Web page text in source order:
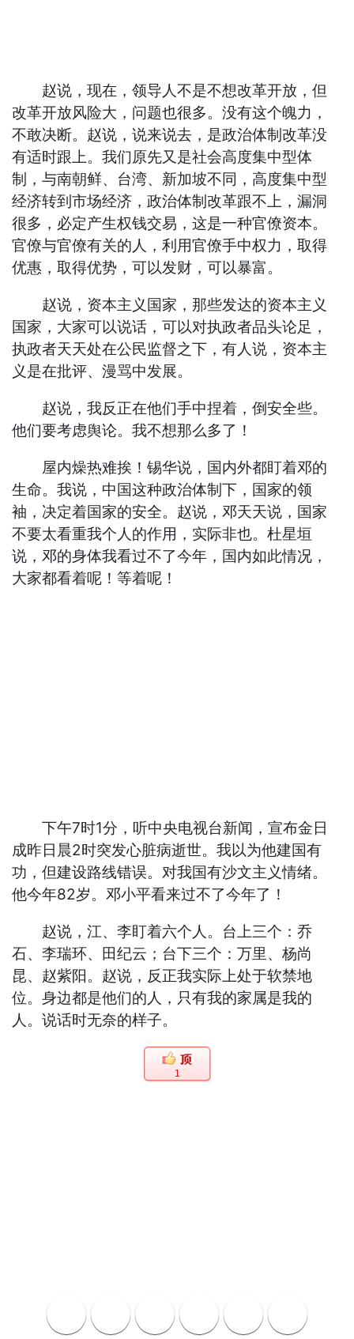
赵说，现在，领导人不是不想改革开放，但
改革开放风险大，问题也很多。没有这个魄力，
不敢决断。赵说，说来说去，是政治体制改革没
有适时跟上。我们原先又是社会高度集中型体
制，与南朝鲜、台湾、新加坡不同，高度集中型
经济转到市场经济，政治体制改革跟不上，漏洞
很多，必定产生权钱交易，这是一种官僚资本。
官僚与官僚有关的人，利用官僚手中权力，取得
优惠，取得优势，可以发财，可以暴富。
赵说，资本主义国家，那些发达的资本主义
国家，大家可以说话，可以对执政者品头论足，
执政者天天处在公民监督之下，有人说，资本主
义是在批评、漫骂中发展。
赵说，我反正在他们手中捏着，倒安全些。
他们要考虑舆论。我不想那么多了！
屋内燥热难挨！锡华说，国内外都盯着邓的
生命。我说，中国这种政治体制下，国家的领
袖，决定着国家的安全。赵说，邓天天说，国家
不要太看重我个人的作用，实际非也。杜星垣
说，邓的身体我看过不了今年，国内如此情况，
大家都看着呢！等着呢！
下午7时1分，听中央电视台新闻，宣布金日
成昨日晨2时突发心脏病逝世。我以为他建国有
功，但建设路线错误。对我国有沙文主义情绪。
他今年82岁。邓小平看来过不了今年了！
赵说，江、李盯着六个人。台上三个：乔
石、李瑞环、田纪云；台下三个：万里、杨尚
昆、赵紫阳。赵说，反正我实际上处于软禁地
位。身边都是他们的人，只有我的家属是我的
人。说话时无奈的样子。
1